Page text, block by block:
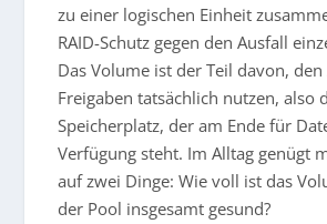
zu einer logischen Einheit
RAID-Schutz gegen den Ausfall
Das Volume ist der Teil davon,
Freigaben tatsächlich nutzen, also
Speicherplatz, der am Ende für
Verfügung steht. Im Alltag genügt
auf zwei Dinge: Wie voll ist das
der Pool insgesamt gesund?